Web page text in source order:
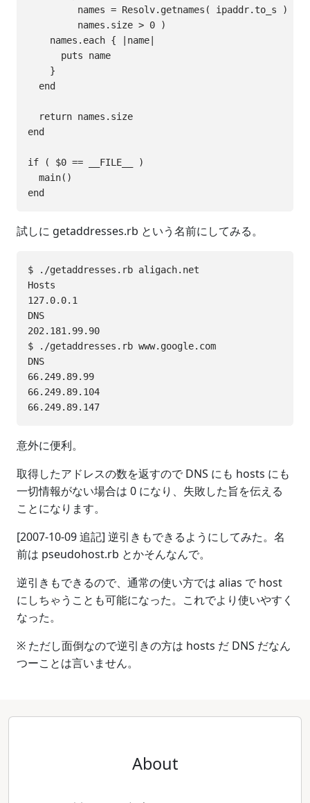
         names = Resolv.getnames( ipaddr.to_s ) and
         names.size > 0 )
    names.each { |name|
      puts name
    }
  end
  return names.size
end
if ( $0 == __FILE__ )
  main()
試しに getaddresses.rb という名前にしてみる。
$ ./getaddresses.rb aligach.net
Hosts
127.0.0.1
DNS
202.181.99.90
$ ./getaddresses.rb www.google.com
DNS
66.249.89.99
66.249.89.104
意外に便利。
取得したアドレスの数を返すので DNS にも hosts にも
一切情報がない場合は 0 になり、失敗した旨を伝える
ことになります。
[2007-10-09 追記] 逆引きもできるようにしてみた。名
前は pseudohost.rb とかそんなんで。
逆引きもできるので、通常の使い方では alias で host
にしちゃうことも可能になった。これでより使いやすく
なった。
※ ただし面倒なので逆引きの方は hosts だ DNS だなん
つーことは言いません。
About